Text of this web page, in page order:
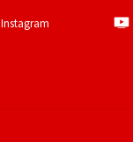
Instagram